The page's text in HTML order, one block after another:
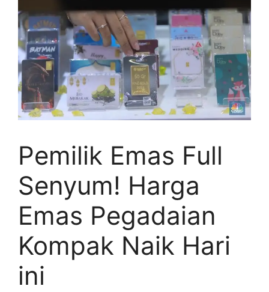
Pemilik Emas Full
Senyum! Harga
Emas Pegadaian
Kompak Naik Hari
ini